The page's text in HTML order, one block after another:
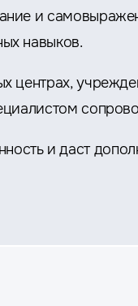
и
навыков.
центрах,
и даст